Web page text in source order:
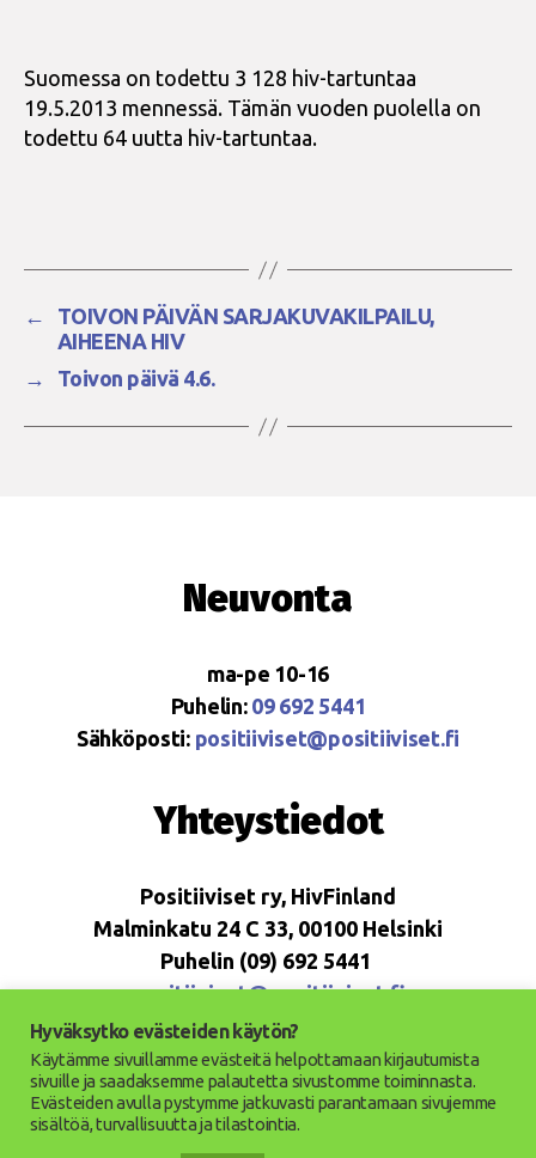
Suomessa on todettu 3 128 hiv-tartuntaa
19.5.2013 mennessä. Tämän vuoden puolella on
todettu 64 uutta hiv-tartuntaa.
←
TOIVON PÄIVÄN SARJAKUVAKILPAILU,
AIHEENA HIV
→
Toivon päivä 4.6.
Neuvonta
ma-pe 10-16
Puhelin: 09 692 5441
Sähköposti: positiiviset@positiiviset.fi
Yhteystiedot
Positiiviset ry, HivFinland
Malminkatu 24 C 33, 00100 Helsinki
Puhelin (09) 692 5441
positiiviset@positiiviset.fi
© 2026 Positiiviset ry
Hyväksytko evästeiden käytön?
Käytämme sivuillamme evästeitä helpottamaan kirjautumista
sivuille ja saadaksemme palautetta sivustomme toiminnasta.
Evästeiden avulla pystymme jatkuvasti parantamaan sivujemme
sisältöä, turvallisuutta ja tilastointia.